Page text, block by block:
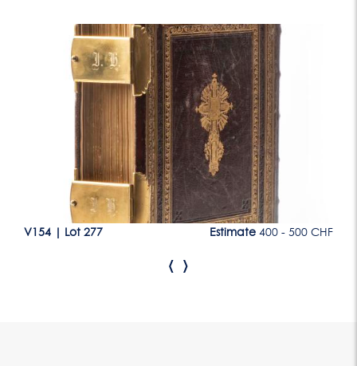
Lot 277
V154 Lot 277 Estimate 400 - 500 CHF
‹ ›